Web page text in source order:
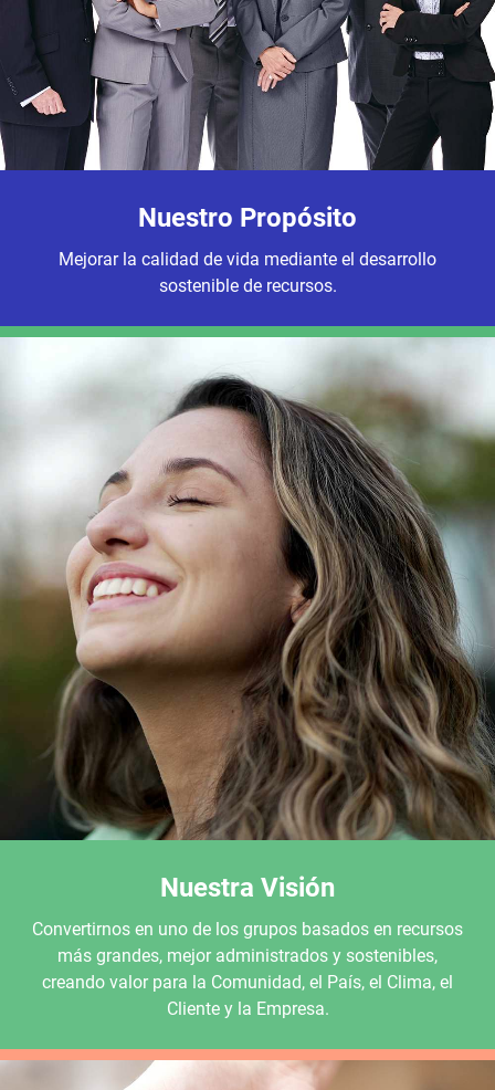
Nuestro Propósito
Mejorar la calidad de vida mediante el desarrollo
sostenible de recursos.
Nuestra Visión
Convertirnos en uno de los grupos basados en recursos
más grandes, mejor administrados y sostenibles,
creando valor para la Comunidad, el País, el Clima, el
Cliente y la Empresa.